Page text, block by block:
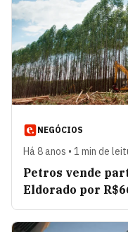
NEGÓCIOS
Há 8 anos • 1 min de
Petros vende
Eldorado por